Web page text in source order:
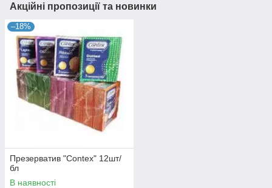
Акційні пропозиції та новинки
–18%
Презерватив "Contex" 12шт/
бл
В наявності